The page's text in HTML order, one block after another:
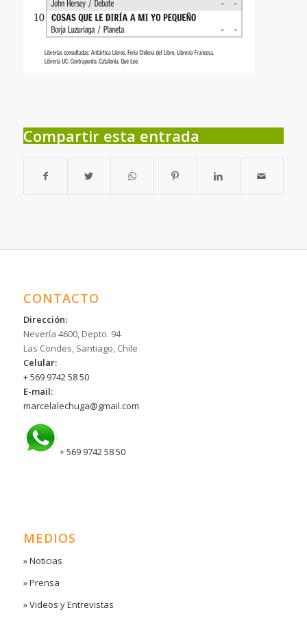
Compartir esta entrada
CONTACTO
Dirección:
Nevería 4600, Depto. 94
Las Condes, Santiago, Chile
Celular:
+ 569 9742 58 50
E-mail:
marcelalechuga@gmail.com
+ 569 9742 58 50
MEDIOS
» Noticias
» Prensa
» Videos y Entrevistas